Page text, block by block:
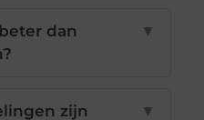
dan
▼
zijn
▼